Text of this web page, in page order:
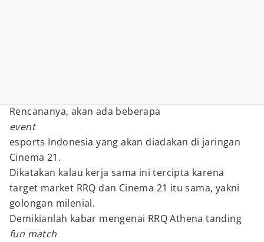
Rencananya, akan ada beberapa
event
esports Indonesia yang akan diadakan di jaringan
Cinema 21.
Dikatakan kalau kerja sama ini tercipta karena
target market RRQ dan Cinema 21 itu sama, yakni
golongan milenial.
Demikianlah kabar mengenai RRQ Athena tanding
fun match